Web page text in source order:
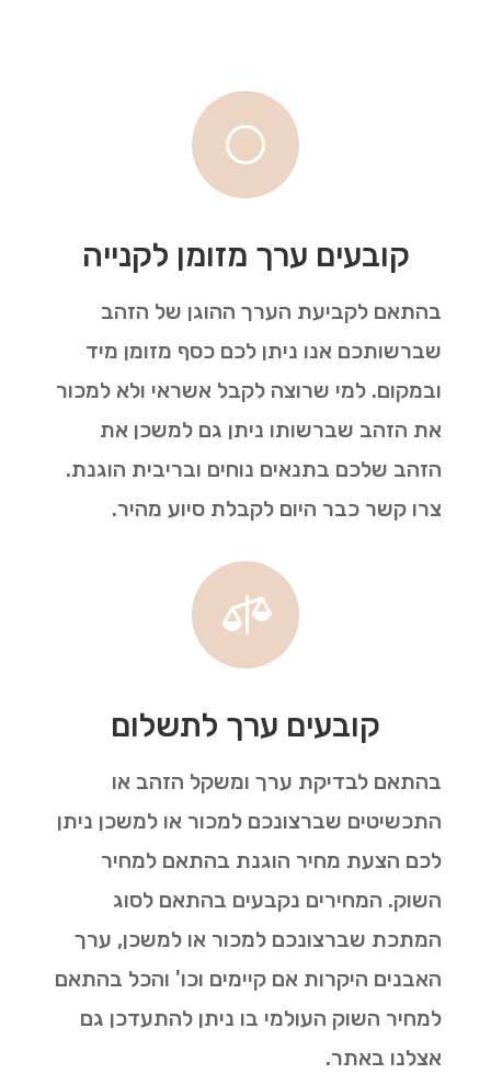
[
קובעים ערך מזומן לקנייה
בהתאם לקביעת הערך ההוגן של הזהב
שברשותכם אנו ניתן לכם כסף מזומן מיד
ובמקום. למי שרוצה לקבל אשראי ולא למכור
את הזהב שברשותו ניתן גם למשכן את
הזהב שלכם בתנאים נוחים ובריבית הוגנת.
צרו קשר כבר היום לקבלת סיוע מהיר.

קובעים ערך לתשלום
בהתאם לבדיקת ערך ומשקל הזהב או
התכשיטים שברצונכם למכור או למשכן ניתן
לכם הצעת מחיר הוגנת בהתאם למחיר
השוק. המחירים נקבעים בהתאם לסוג
המתכת שברצונכם למכור או למשכן, ערך
האבנים היקרות אם קיימים וכו' והכל בהתאם
למחיר השוק העולמי בו ניתן להתעדכן גם
אצלנו באתר.